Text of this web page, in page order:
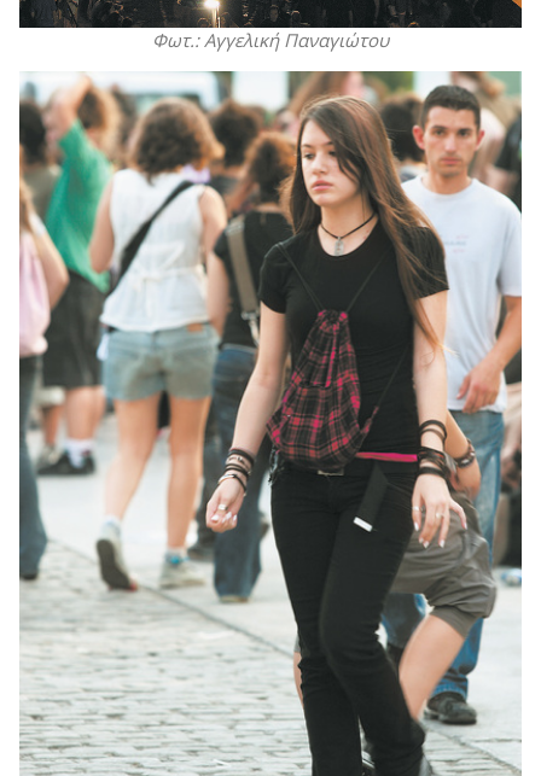
Φωτ.: Αγγελική Παναγιώτου